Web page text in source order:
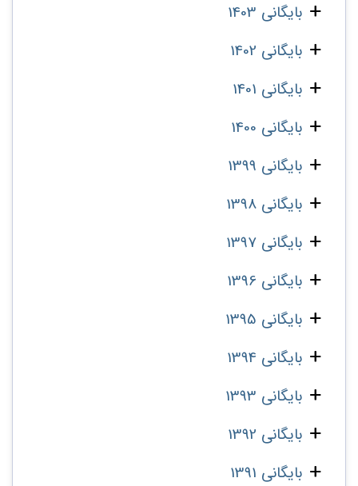
بایگانی 1403
بایگانی 1402
بایگانی 1401
بایگانی 1400
بایگانی 1399
بایگانی 1398
بایگانی 1397
بایگانی 1396
بایگانی 1395
بایگانی 1394
بایگانی 1393
بایگانی 1392
بایگانی 1391